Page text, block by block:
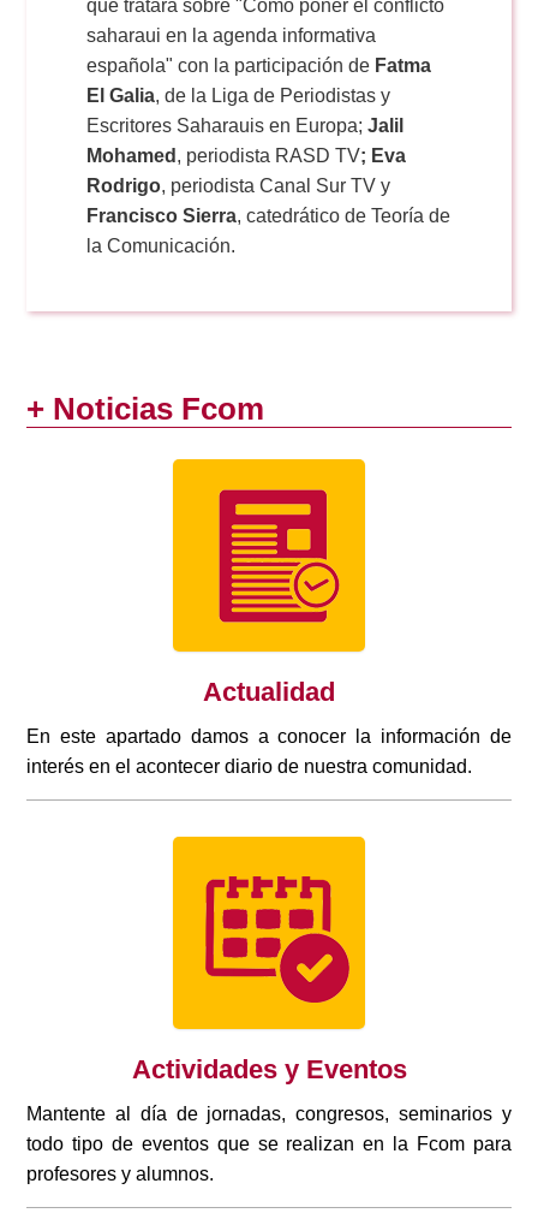
que tratará sobre "Cómo poner el conflicto
saharaui en la agenda informativa
española" con la participación de Fatma
El Galia, de la Liga de Periodistas y
Escritores Saharauis en Europa;Jalil
Mohamed , periodista RASD TV; Eva
Rodrigo, periodista Canal Sur TV y
Francisco Sierra, catedrático de Teoría de
la Comunicación.
+ Noticias Fcom
Actualidad
En este apartado damos a conocer la información de
interés en el acontecer diario de nuestra comunidad.
Actividades y Eventos
Mantente al día de jornadas, congresos, seminarios y
todo tipo de eventos que se realizan en la Fcom para
profesores y alumnos.